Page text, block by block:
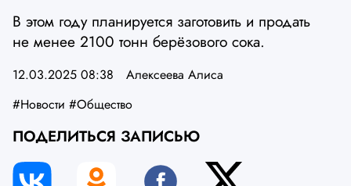
В этом году планируется заготовить и продать
не менее 2100 тонн берёзового сока.
12.03.2025 08:38
Алексеева Алиса
#Новости #Общество
ПОДЕЛИТЬСЯ ЗАПИСЬЮ